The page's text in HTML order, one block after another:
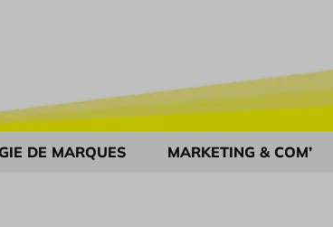
DE MARQUES MARKETING & COM’